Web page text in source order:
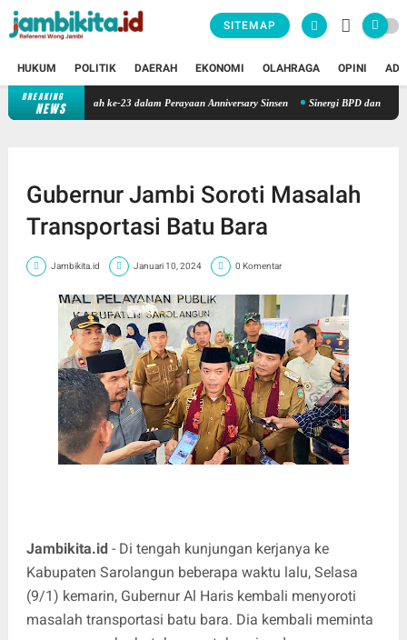
SITEMAP
HUKUM POLITIK DAERAH EKONOMI OLAHRAGA OPINI
BREAKING
NEWS
Donor Darah ke-23 dalam Perayaan Anniversary Sinsen Sinergi BPD dan Daerah:
Gubernur Jambi Soroti Masalah
Transportasi Batu Bara
Jambikita.id Januari 10, 2024 0 Komentar
Jambikita.id- Di tengah kunjungan kerjanya ke
Kabupaten Sarolangun beberapa waktu lalu, Selasa
(9/1) kemarin, Gubernur Al Haris kembali menyoroti
masalah transportasi batu bara. Dia kembali meminta